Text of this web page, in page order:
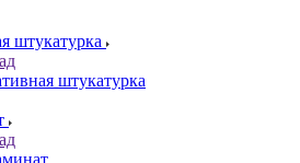
штукатурка
штукатурка